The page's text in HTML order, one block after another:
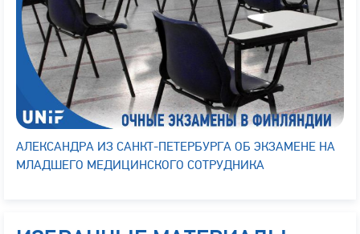
АЛЕКСАНДРА ИЗ САНКТ-ПЕТЕРБУРГА ОБ ЭКЗАМЕНЕ НА
МЛАДШЕГО МЕДИЦИНСКОГО СОТРУДНИКА